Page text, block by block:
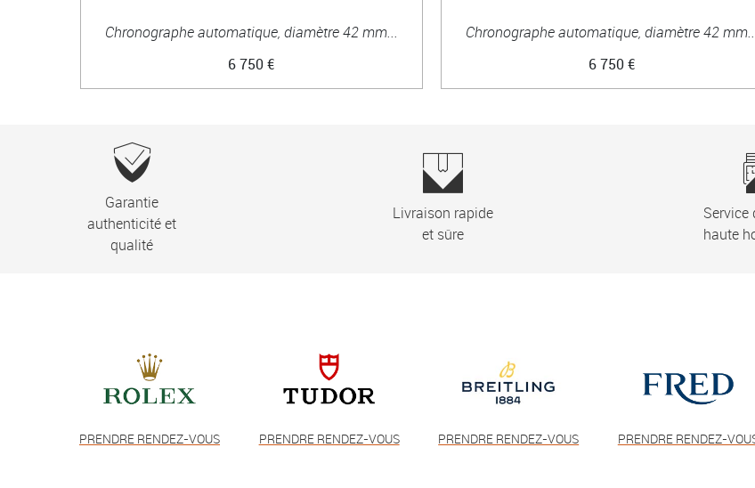
Chronographe automatique, diamètre 42 mm...
6 750 €
Chronographe automatique, diamètre 42
6 750 €
Garantie
authenticité et
qualité
Livraison rapide
et sûre
Service
haute
PRENDRE RENDEZ-VOUS PRENDRE RENDEZ-VOUS PRENDRE RENDEZ-VOUS PRENDRE RENDEZ-